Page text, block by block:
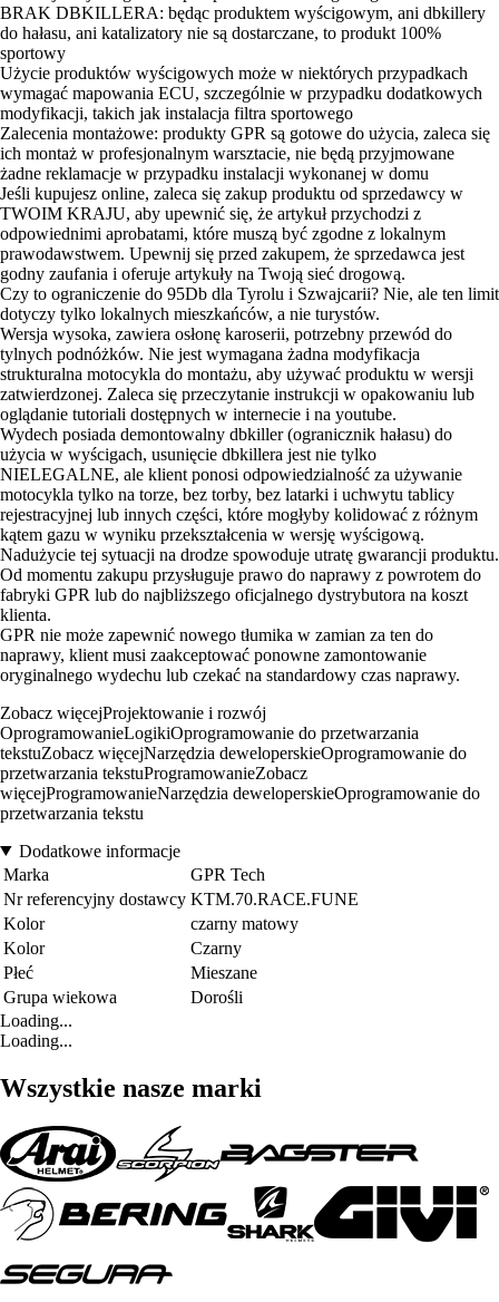
BRAK DBKILLERA: będąc produktem wyścigowym, ani dbkillery
do hałasu, ani katalizatory nie są dostarczane, to produkt 100%
sportowy
Użycie produktów wyścigowych może w niektórych przypadkach
wymagać mapowania ECU, szczególnie w przypadku dodatkowych
modyfikacji, takich jak instalacja filtra sportowego
Zalecenia montażowe: produkty GPR są gotowe do użycia, zaleca się
ich montaż w profesjonalnym warsztacie, nie będą przyjmowane
żadne reklamacje w przypadku instalacji wykonanej w domu
Jeśli kupujesz online, zaleca się zakup produktu od sprzedawcy w
TWOIM KRAJU, aby upewnić się, że artykuł przychodzi z
odpowiednimi aprobatami, które muszą być zgodne z lokalnym
prawodawstwem. Upewnij się przed zakupem, że sprzedawca jest
godny zaufania i oferuje artykuły na Twoją sieć drogową.
Czy to ograniczenie do 95Db dla Tyrolu i Szwajcarii? Nie, ale ten limit
dotyczy tylko lokalnych mieszkańców, a nie turystów.
Wersja wysoka, zawiera osłonę karoserii, potrzebny przewód do
tylnych podnóżków. Nie jest wymagana żadna modyfikacja
strukturalna motocykla do montażu, aby używać produktu w wersji
zatwierdzonej. Zaleca się przeczytanie instrukcji w opakowaniu lub
oglądanie tutoriali dostępnych w internecie i na youtube.
Wydech posiada demontowalny dbkiller (ogranicznik hałasu) do
użycia w wyścigach, usunięcie dbkillera jest nie tylko
NIELEGALNE, ale klient ponosi odpowiedzialność za używanie
motocykla tylko na torze, bez torby, bez latarki i uchwytu tablicy
rejestracyjnej lub innych części, które mogłyby kolidować z różnym
kątem gazu w wyniku przekształcenia w wersję wyścigową.
Nadużycie tej sytuacji na drodze spowoduje utratę gwarancji produktu.
Od momentu zakupu przysługuje prawo do naprawy z powrotem do
fabryki GPR lub do najbliższego oficjalnego dystrybutora na koszt
klienta.
GPR nie może zapewnić nowego tłumika w zamian za ten do
naprawy, klient musi zaakceptować ponowne zamontowanie
oryginalnego wydechu lub czekać na standardowy czas naprawy.
Zobacz więcejProjektowanie i rozwój
OprogramowanieLogikiOprogramowanie do przetwarzania
tekstuZobacz więcejNarzędzia deweloperskieOprogramowanie do
przetwarzania tekstuProgramowanieZobacz
więcejProgramowanieNarzędzia deweloperskieOprogramowanie do
przetwarzania tekstu
Dodatkowe informacje
Marka
GPR Tech
Nr referencyjny dostawcy KTM.70.RACE.FUNE
Kolor
czarny matowy
Kolor
Czarny
Płeć
Mieszane
Grupa wiekowa
Dorośli
Loading...
Loading...
Wszystkie nasze marki